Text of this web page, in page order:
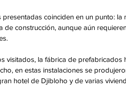
presentadas coinciden en un punto:
de construcción, aunque aún
visitados, la fábrica de
en estas instalaciones se
hotel de Djibloho y de varias